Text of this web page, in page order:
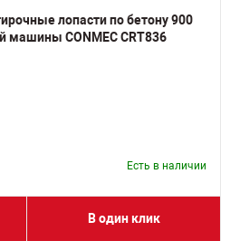
лопасти по бетону 900
машины CONMEC CRT836
Есть в наличии
В один клик